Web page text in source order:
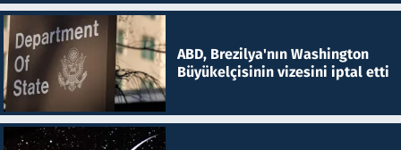
ABD, Brezilya'nın Washington
Büyükelçisinin vizesini iptal etti